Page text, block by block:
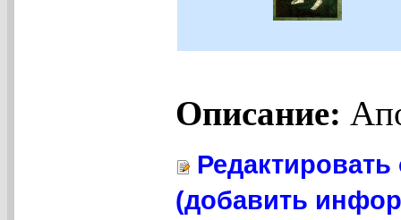
Описание:
(добавить